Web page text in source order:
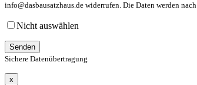
info@dasbausatzhaus.de widerrufen. Die Daten werden
Nicht auswählen
Sichere Datenübertragung
x